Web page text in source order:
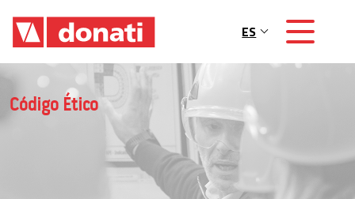
ES
Main navigation
Código Ético